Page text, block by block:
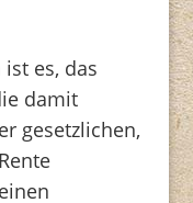
es, das
damit
gesetzlichen,